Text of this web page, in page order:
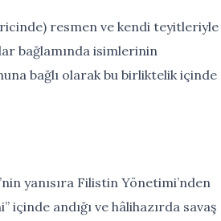
resmen ve kendi teyitleriyle
bağlamında isimlerinin
bağlı olarak bu birliktelik içinde
yanısıra Filistin Yönetimi’nden
içinde andığı ve hâlihazırda savaş